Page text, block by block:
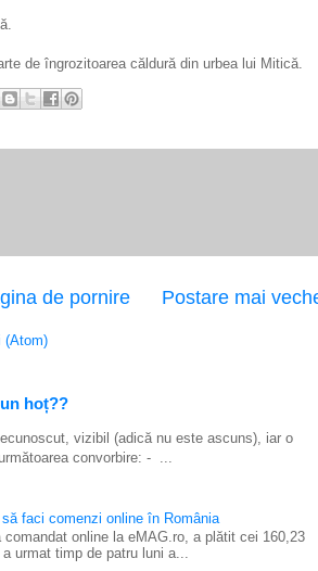
de îngrozitoarea căldură din urbea lui Mitică.
Postare mai
de pornire
(Atom)
hoț??
vizibil (adică nu este ascuns), iar o
convorbire: - ...
faci comenzi online în România
online la eMAG.ro, a plătit cei 160,23
urmat timp de patru luni a...